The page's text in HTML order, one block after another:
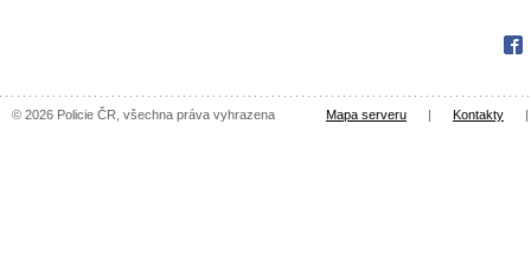
© 2026 Policie ČR, všechna práva vyhrazena Mapa serveru | Kontakty |